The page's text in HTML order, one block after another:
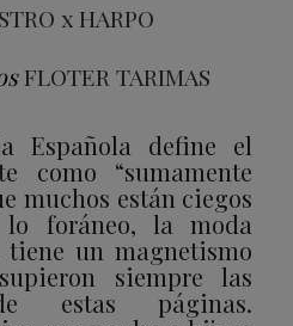
x HARPO
FLOTER TARIMAS
Española define el
como “sumamente
muchos están ciegos
foráneo, la moda
tiene un magnetismo
siempre las
estas páginas.